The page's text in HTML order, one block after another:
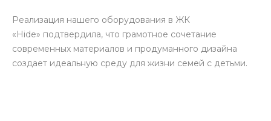
Реализация нашего оборудования в ЖК
«Hide» подтвердила, что грамотное сочетание
современных материалов и продуманного дизайна
создает идеальную среду для жизни семей с детьми.